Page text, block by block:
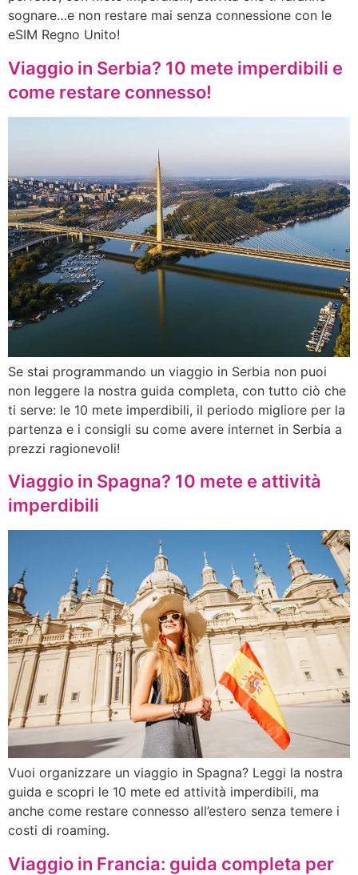
sognare…e non restare mai senza connessione con le
eSIM Regno Unito!
Viaggio in Serbia? 10 mete imperdibili e
come restare connesso!
Se stai programmando un viaggio in Serbia non puoi
non leggere la nostra guida completa, con tutto ciò che
ti serve: le 10 mete imperdibili, il periodo migliore per la
partenza e i consigli su come avere internet in Serbia a
prezzi ragionevoli!
Viaggio in Spagna? 10 mete e attività
imperdibili
Vuoi organizzare un viaggio in Spagna? Leggi la nostra
guida e scopri le 10 mete ed attività imperdibili, ma
anche come restare connesso all’estero senza temere i
costi di roaming.
Viaggio in Francia: guida completa per